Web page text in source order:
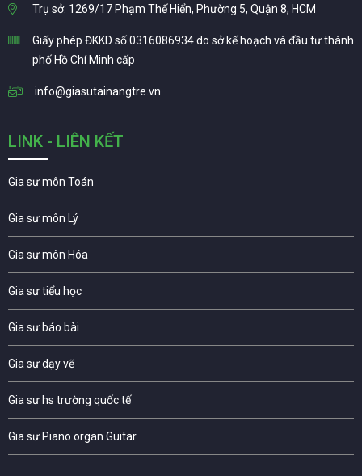
Trụ sở: 1269/17 Phạm Thế Hiển, Phường 5, Quận 8, HCM
Giấy phép ĐKKD số 0316086934 do sở kế hoạch và đầu tư thành
phố Hồ Chí Minh cấp
info@giasutainangtre.vn
LINK - LIÊN KẾT
Gia sư môn Toán
Gia sư môn Lý
Gia sư môn Hóa
Gia sư tiểu học
Gia sư báo bài
Gia sư dạy vẽ
Gia sư hs trường quốc tế
Gia sư Piano organ Guitar